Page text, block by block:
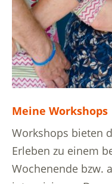
Meine Workshops
Workshops bieten
Erleben zu einem
Wochenende bzw.